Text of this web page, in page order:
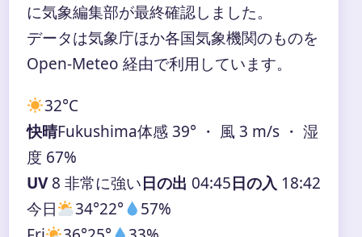
に気象編集部が最終確認しました。
データは気象庁ほか各国気象機関のものを
Open-Meteo 経由で利用しています。
32°C
快晴Fukushima体感 39° ・ 風 3 m/s ・ 湿
度 67%
UV8 非常に強い日の出 04:45日の入 18:42
今日
34°22°
57%